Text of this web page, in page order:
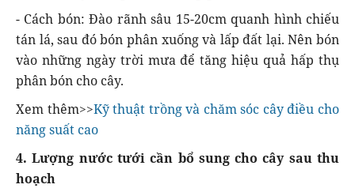
- Cách bón: Đào rãnh sâu 15-20cm quanh hình chiếu
tán lá, sau đó bón phân xuống và lấp đất lại. Nên bón
vào những ngày trời mưa để tăng hiệu quả hấp thụ
phân bón cho cây.
Xem thêm>>Kỹ thuật trồng và chăm sóc cây điều cho
năng suất cao
4. Lượng nước tưới cần bổ sung cho cây sau thu
hoạch